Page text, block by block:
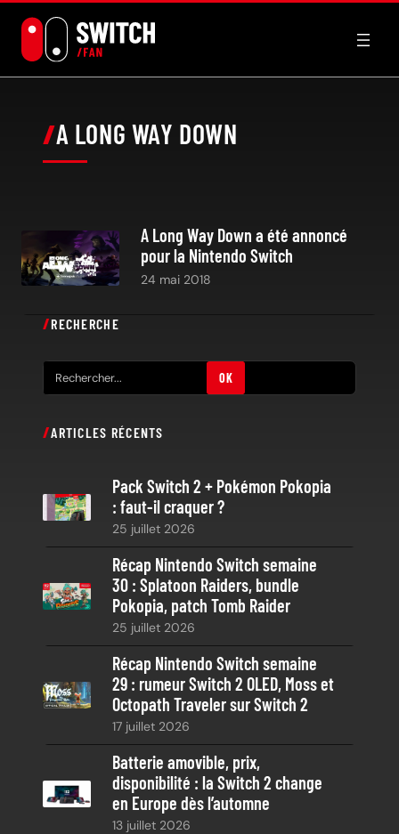
contenu
A LONG WAY DOWN
A Long Way Down a été annoncé
pour la Nintendo Switch
24 mai 2018
RECHERCHE
e
h
OK
ARTICLES RÉCENTS
Pack Switch 2 + Pokémon Pokopia
: faut-il craquer ?
25 juillet 2026
Récap Nintendo Switch semaine
30 : Splatoon Raiders, bundle
Pokopia, patch Tomb Raider
25 juillet 2026
Récap Nintendo Switch semaine
29 : rumeur Switch 2 OLED, Moss et
Octopath Traveler sur Switch 2
17 juillet 2026
Batterie amovible, prix,
disponibilité : la Switch 2 change
en Europe dès l’automne
13 juillet 2026